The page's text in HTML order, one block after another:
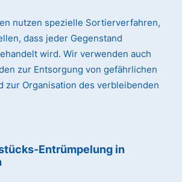
nutzen spezielle Sortierverfahren,
dass jeder Gegenstand
wird. Wir verwenden auch
zur Entsorgung von gefährlichen
zur Organisation des verbleibenden
Entrümpelung in